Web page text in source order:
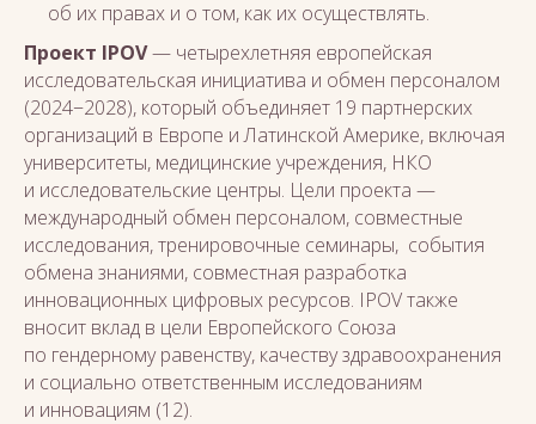
об их правах и о том, как их осуществлять.
Проект IPOV— четырехлетняя европейская
исследовательская инициатива и обмен персоналом
(2024−2028), который объединяет 19 партнерских
организаций в Европе и Латинской Америке, включая
университеты, медицинские учреждения, НКО
и исследовательские центры. Цели проекта —
международный обмен персоналом, совместные
исследования, тренировочные семинары, события
обмена знаниями, совместная разработка
инновационных цифровых ресурсов. IPOV также
вносит вклад в цели Европейского Союза
по гендерному равенству, качеству здравоохранения
и социально ответственным исследованиям
и инновациям (12).